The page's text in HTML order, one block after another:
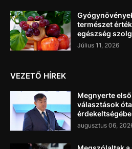
természet
egészség
Július 11, 2026
VEZETŐ HÍREK
Megnyerte
választások
augusztus 06,